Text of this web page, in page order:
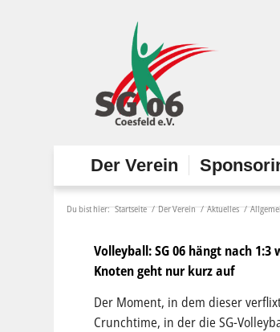
Der Verein
Du bist hier: Startseite / Der Verein / Aktuelles /
Volleyball: SG 06 hängt nach
Knoten geht nur kurz auf
Der Moment, in dem dieser
Crunchtime, in der die SG-